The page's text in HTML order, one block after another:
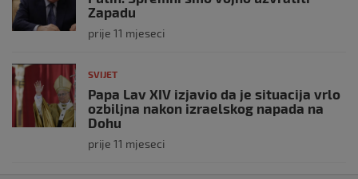
Zapadu
prije 11 mjeseci
SVIJET
Papa Lav XIV izjavio da je situacija vrlo
ozbiljna nakon izraelskog napada na
Dohu
prije 11 mjeseci